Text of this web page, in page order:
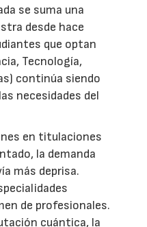
se suma una
desde hace
que optan
Tecnología,
continúa siendo
necesidades del
en titulaciones
la demanda
más deprisa.
de profesionales.
cuántica, la